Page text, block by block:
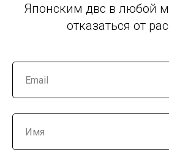
Японским двс в любой
отказаться от